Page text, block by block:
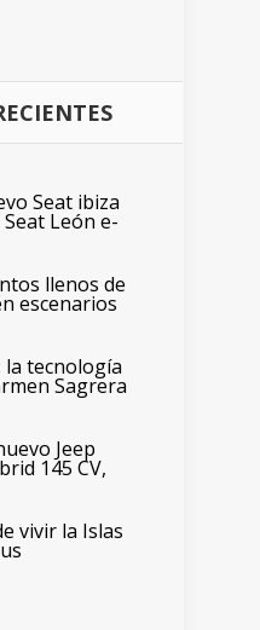
Seat ibiza
Seat León e-
llenos de
escenarios
la tecnología
Sagrera
Jeep
145 CV,
vivir la Islas